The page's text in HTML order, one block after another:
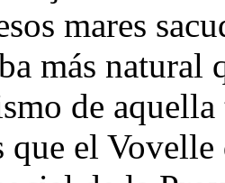
mares
más natural
de
que el